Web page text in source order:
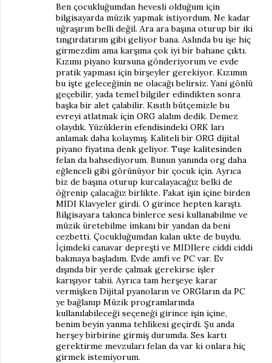
Ben çocukluğumdan hevesli olduğum için
bilgisayarda müzik yapmak istiyordum. Ne kadar
uğraşırım belli değil. Ara ara başına oturup bir iki
tıngırdatırım gibi geliyor bana. Aslında bu işe hiç
girmezdim ama karşıma çok iyi bir bahane çıktı.
Kızımı piyano kursuna gönderiyorum ve evde
pratik yapması için birşeyler gerekiyor. Kızımın
bu işte geleceğinin ne olacağı belirsiz. Yani gönlü
geçebilir, yada temel bilgiler edindikten sonra
başka bir alet çalabilir. Kısıtlı bütçemizle bu
evreyi atlatmak için ORG alalım dedik. Demez
olaydık. Yüzüklerin efendisindeki ORK ları
anlamak daha kolaymış. Kaliteli bir ORG dijital
piyano fiyatına denk geliyor. Tuşe kalitesinden
felan da bahsediyorum. Bunun yanında org daha
eğlenceli gibi görünüyor bir çocuk için. Ayrıca
biz de başına oturup kurcalayacağız belki de
öğrenip çalacağız birlikte. Fakat işin içine birden
MIDI Klavyeler girdi. O girince hepten karıştı.
Bilgisayara takınca binlerce sesi kullanabilme ve
müzik üretebilme imkanı bir yandan da beni
cezbetti. Çocukluğumdan kalan ukte de buydu.
İçimdeki canavar depreşti ve MIDIlere ciddi ciddi
bakmaya başladım. Evde amfi ve PC var. Ev
dışında bir yerde çalmak gerekirse işler
karışıyor tabii. Ayrıca tam herşeye karar
vermişken Dijital pyanoların ve ORGların da PC
ye bağlanıp Müzik programlarında
kullanılabileceği seçeneği girince işin içine,
benim beyin yanma tehlikesi geçirdi. Şu anda
herşey birbirine girmiş durumda. Ses kartı
gerektirme mevzuları felan da var ki onlara hiç
girmek istemiyorum.